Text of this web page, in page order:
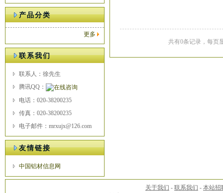
产品分类
更多
联系我们
联系人：徐先生
腾讯QQ：
电话：020-38200235
传真：020-38200235
电子邮件：mrxujx@126.com
友情链接
中国铝材信息网
共有0条记录，每页
关于我们 - 联系我们 - 本站招